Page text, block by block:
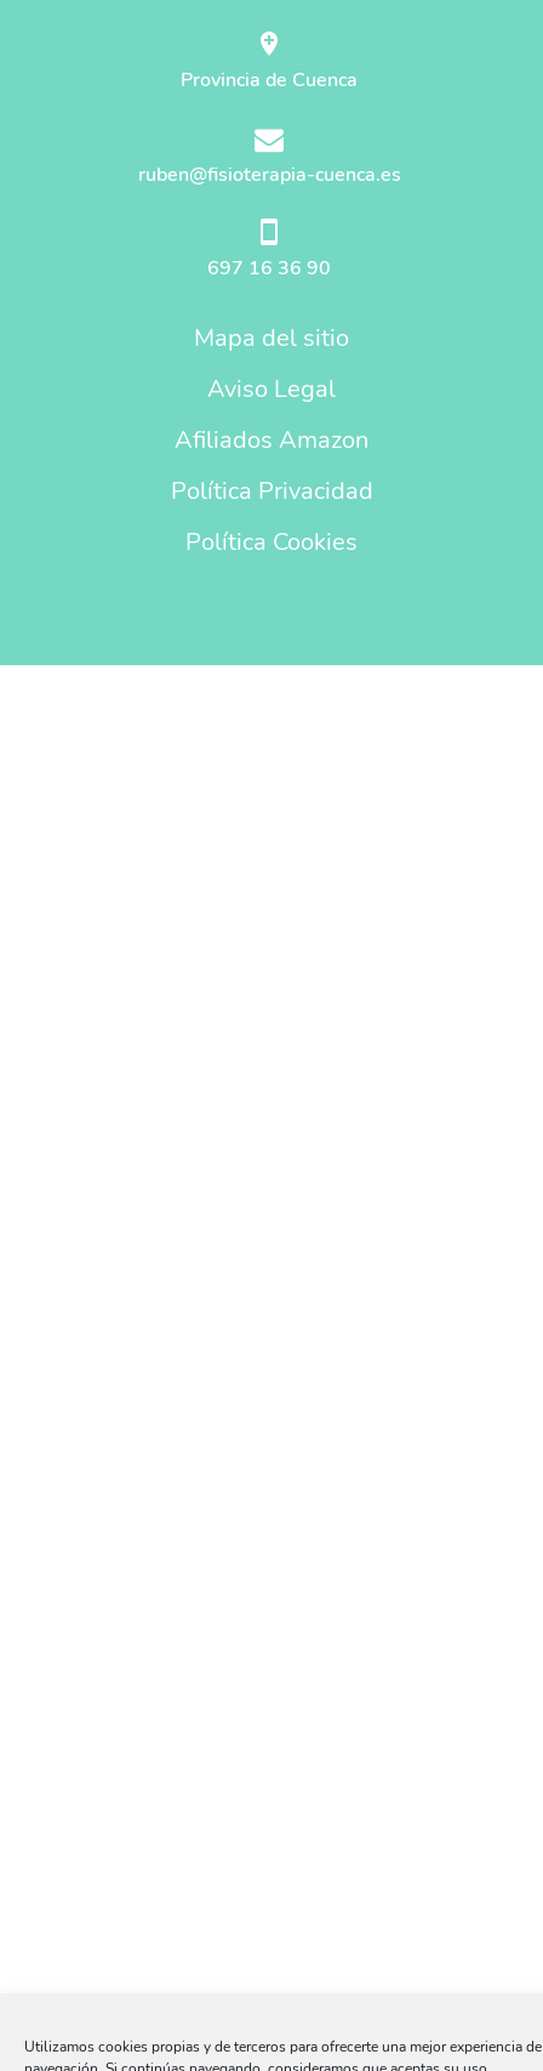
Utilizamos cookies propias y de terceros para ofrecerte una mejor experiencia de
Provincia de Cuenca
ruben@fisioterapia-cuenca.es
697 16 36 90
Mapa del sitio
Aviso Legal
Afiliados Amazon
Política Privacidad
Política Cookies